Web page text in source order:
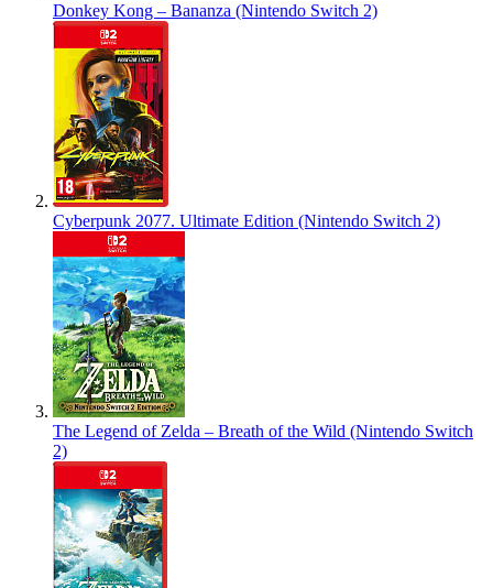
Donkey Kong – Bananza (Nintendo Switch 2)
Cyberpunk 2077. Ultimate Edition (Nintendo Switch 2)
The Legend of Zelda – Breath of the Wild (Nintendo Switch
2)